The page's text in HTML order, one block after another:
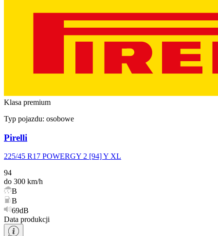
Klasa premium
Typ pojazdu: osobowe
Pirelli
225/45 R17 POWERGY 2 [94] Y XL
94
do 300 km/h
B
B
69dB
Data produkcji